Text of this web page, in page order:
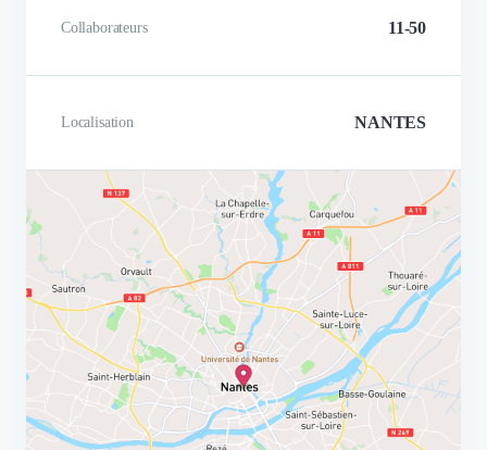
Collaborateurs 11-50
Localisation NANTES